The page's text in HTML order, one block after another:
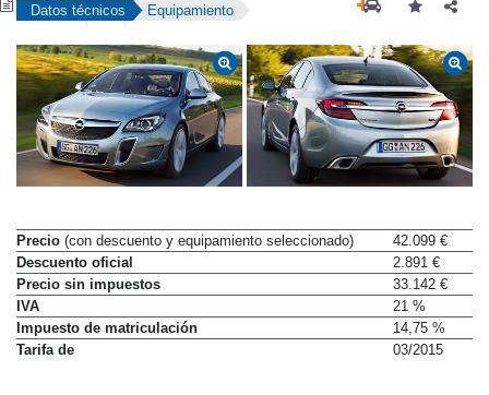
Datos técnicos Equipamiento
Precio (con descuento y equipamiento seleccionado)
42.099 €
Descuento oficial
2.891 €
Precio sin impuestos
33.142 €
IVA
21 %
Impuesto de matriculación
14,75 %
Tarifa de
03/2015